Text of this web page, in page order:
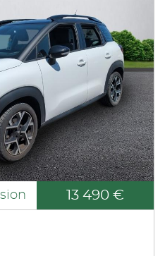
13 490 €